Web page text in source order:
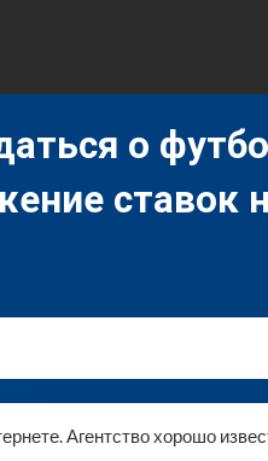
о
ставок
Агентство хорошо